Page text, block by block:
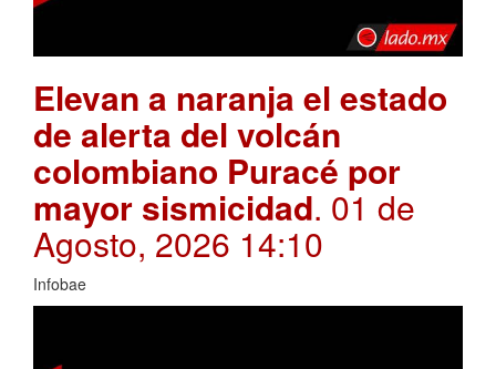
Elevan a naranja el estado
de alerta del volcán
colombiano Puracé por
mayor sismicidad. 01 de
Agosto, 2026 14:10
Infobae